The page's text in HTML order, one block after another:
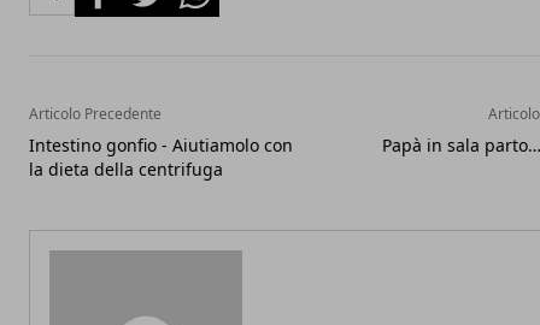
Articolo Precedente
Intestino gonfio - Aiutiamolo con
la dieta della centrifuga
Papà in sala